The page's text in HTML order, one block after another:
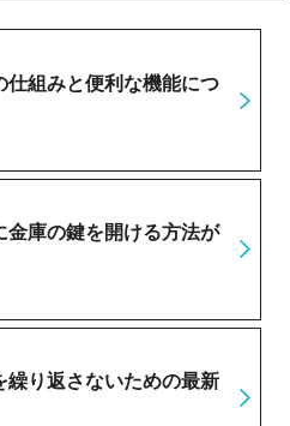
仕組みと便利な機能につ
金庫の鍵を開ける方法が
繰り返さないための最新